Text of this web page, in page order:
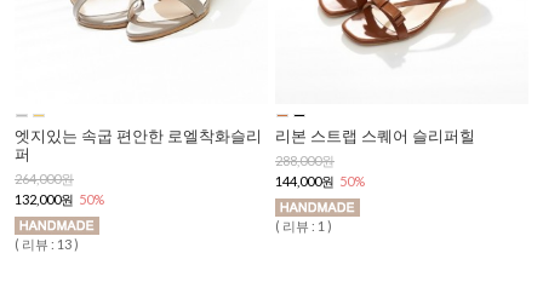
엣지있는 속굽 편안한 로엘착화슬리
퍼
264,000원
132,000원 50%
( 리뷰 : 13 )
리본 스트랩 스퀘어 슬리퍼힐
288,000원
144,000원 50%
( 리뷰 : 1 )